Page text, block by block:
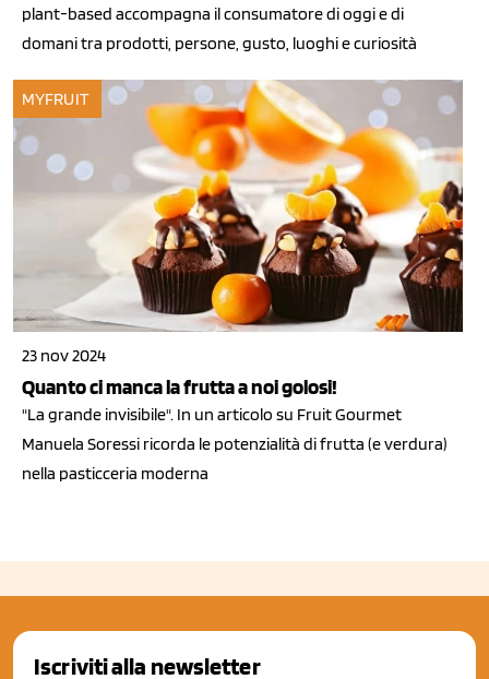
plant-based accompagna il consumatore di oggi e di
domani tra prodotti, persone, gusto, luoghi e curiosità
MYFRUIT
23 nov 2024
Quanto ci manca la frutta a noi golosi!
"La grande invisibile". In un articolo su Fruit Gourmet
Manuela Soressi ricorda le potenzialità di frutta (e verdura)
nella pasticceria moderna
Iscriviti alla newsletter